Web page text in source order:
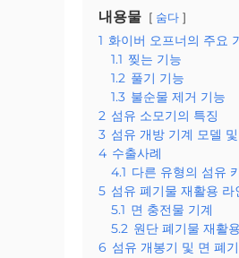
내용물 숨다
1 화이버 오프너의 주요
1.1 찢는 기능
1.2 풀기 기능
1.3 불순물 제거 기능
2 섬유 소모기의 특징
3 섬유 개방 기계 모델
4 수출사례
4.1 다른 유형의 섬유
5 섬유 폐기물 재활용 라
5.1 면 충전물 기계
5.2 원단 폐기물 재활
6 섬유 개봉기 및 면 폐